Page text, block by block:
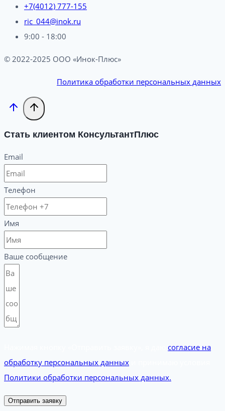
+7(4012) 777-155
ric_044@inok.ru
9:00 - 18:00
© 2022-2025 ООО «Инок-Плюс»
Политика обработки персональных данных
Стать клиентом КонсультантПлюс
Email
Телефон
Имя
Ваше сообщение
согласие на
обработку персональных данных
Политики обработки персональных данных.
Отправить заявку